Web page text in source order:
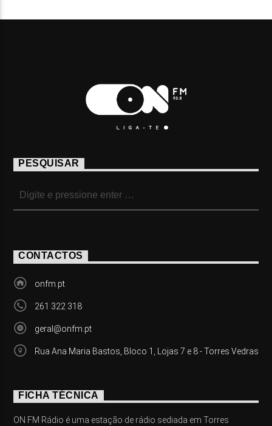
PESQUISAR
CONTACTOS
onfm.pt
261 322 318
geral@onfm.pt
Rua Ana Maria Bastos, Bloco 1, Lojas 7 e 8 - Torres Vedras
FICHA TÉCNICA
ON FM Rádio é uma estação de rádio sediada em Torres